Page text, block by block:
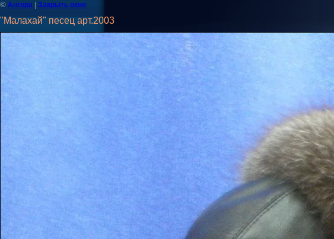
© Ангора | Закрыть окно
"Малахай" песец арт.2003